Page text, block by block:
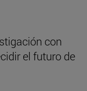
con
el futuro de